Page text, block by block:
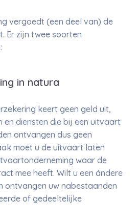
vergoedt (een deel van) de
Er zijn twee soorten
in natura
keert geen geld uit,
diensten die bij een uitvaart
ontvangen dus geen
moet u de uitvaart laten
waar de
mee heeft. Wilt u een ándere
ontvangen uw nabestaanden
of gedeeltelijke